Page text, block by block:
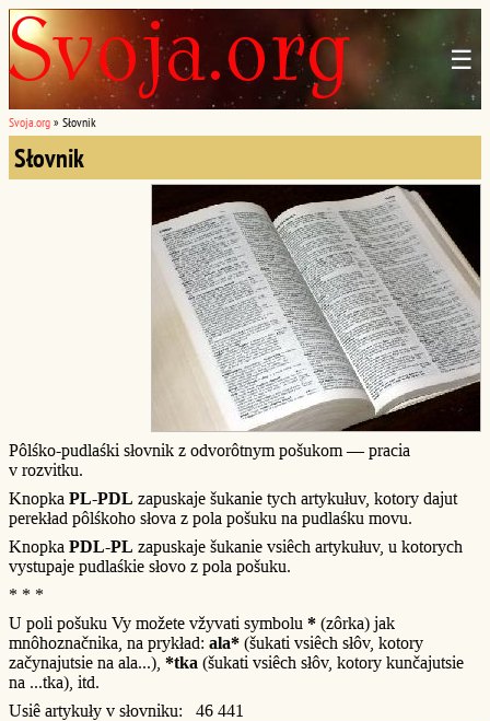
☰
Svoja.org » Słovnik
Słovnik
Pôlśko-pudlaśki słovnik z odvorôtnym pošukom — pracia
v rozvitku.
Knopka PL-PDL zapuskaje šukanie tych artykułuv, kotory dajut
perekład pôlśkoho słova z pola pošuku na pudlaśku movu.
Knopka PDL-PL zapuskaje šukanie vsiêch artykułuv, u kotorych
vystupaje pudlaśkie słovo z pola pošuku.
* * *
U poli pošuku Vy možete vžyvati symbolu * (zôrka) jak
mnôhoznačnika, na prykład: ala* (šukati vsiêch słôv, kotory
začynajutsie na ala...), *tka (šukati vsiêch słôv, kotory kunčajutsie
na ...tka), itd.
Usiê artykuły v słovniku: 46 441